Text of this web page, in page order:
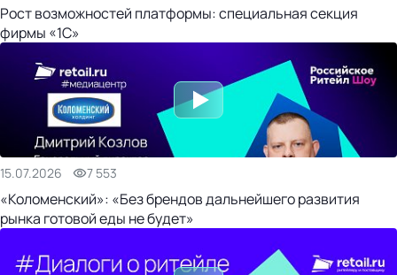
Рост возможностей платформы: специальная секция
фирмы «1С»
15.07.2026 7 553
«Коломенский»: «Без брендов дальнейшего развития
рынка готовой еды не будет»